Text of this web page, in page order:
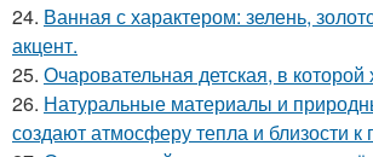
24. Ванная с характером: зелень,
акцент.
25. Очаровательная детская, в которой
26. Натуральные материалы и
создают атмосферу тепла и близости к